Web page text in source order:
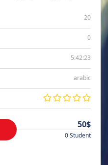
20
0
5:42:23
arabic
50$
0 Student